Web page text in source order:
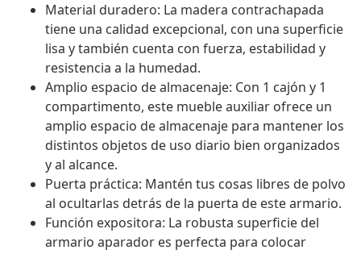
Material duradero: La madera contrachapada
tiene una calidad excepcional, con una superficie
lisa y también cuenta con fuerza, estabilidad y
resistencia a la humedad.
Amplio espacio de almacenaje: Con 1 cajón y 1
compartimento, este mueble auxiliar ofrece un
amplio espacio de almacenaje para mantener los
distintos objetos de uso diario bien organizados
y al alcance.
Puerta práctica: Mantén tus cosas libres de polvo
al ocultarlas detrás de la puerta de este armario.
Función expositora: La robusta superficie del
armario aparador es perfecta para colocar